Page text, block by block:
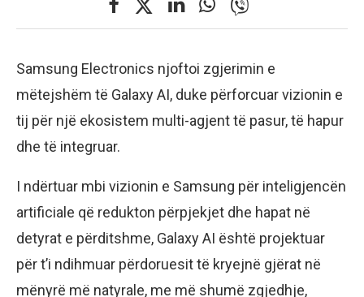
Samsung Electronics njoftoi zgjerimin e
mëtejshëm të Galaxy AI, duke përforcuar vizionin e
tij për një ekosistem multi-agjent të pasur, të hapur
dhe të integruar.
I ndërtuar mbi vizionin e Samsung për inteligjencën
artificiale që redukton përpjekjet dhe hapat në
detyrat e përditshme, Galaxy AI është projektuar
për t’i ndihmuar përdoruesit të kryejnë gjërat në
mënyrë më natyrale, me më shumë zgjedhje,